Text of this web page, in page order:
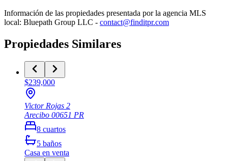
Información de las propiedades presentada por la agencia MLS
local: Bluepath Group LLC - contact@finditpr.com
Propiedades Similares
$239,000
Victor Rojas 2
Arecibo 00651 PR
8 cuartos
5 baños
Casa en venta